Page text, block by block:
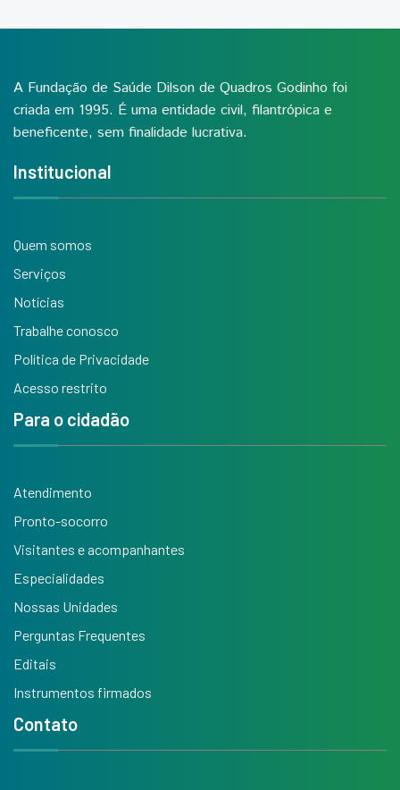
A Fundação de Saúde Dilson de Quadros Godinho foi
criada em 1995. É uma entidade civil, filantrópica e
beneficente, sem finalidade lucrativa.
Institucional
Quem somos
Serviços
Notícias
Trabalhe conosco
Política de Privacidade
Acesso restrito
Para o cidadão
Atendimento
Pronto-socorro
Visitantes e acompanhantes
Especialidades
Nossas Unidades
Perguntas Frequentes
Editais
Instrumentos firmados
Contato